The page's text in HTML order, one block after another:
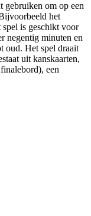
gebruiken om op een
het
is geschikt voor
negentig minuten en
oud. Het spel draait
uit kanskaarten,
een